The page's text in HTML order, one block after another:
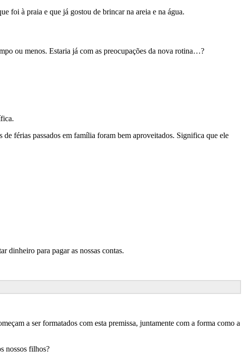
foi à praia e que já gostou de brincar na areia e na água.
ou menos. Estaria já com as preocupações da nova rotina…?
férias passados em família foram bem aproveitados. Significa que ele
dinheiro para pagar as nossas contas.
a ser formatados com esta premissa, juntamente com a forma como a
nossos filhos?